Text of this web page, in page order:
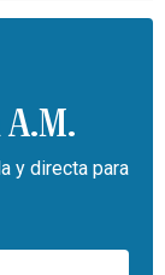
y directa para